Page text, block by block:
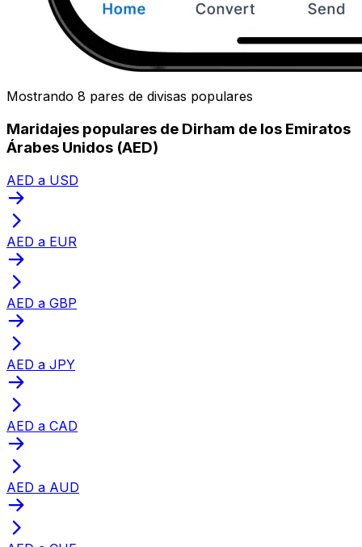
Mostrando 8 pares de divisas populares
Maridajes populares de Dirham de los Emiratos
Árabes Unidos (AED)
AED a USD
AED a EUR
AED a GBP
AED a JPY
AED a CAD
AED a AUD